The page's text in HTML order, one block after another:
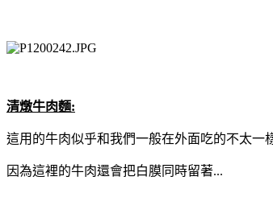
清燉牛肉麵:
這用的牛肉似乎和我們一般在外面吃的不太一
因為這裡的牛肉還會把白膜同時留著...